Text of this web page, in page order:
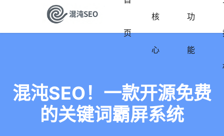
页
核
心
功
能
混沌SEO！一款开源免费
的关键词霸屏系统